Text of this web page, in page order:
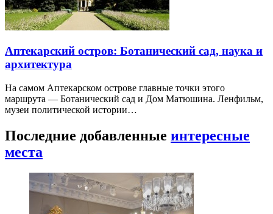
Аптекарский остров: Ботанический сад, наука и
архитектура
На самом Аптекарском острове главные точки этого
маршрута — Ботанический сад и Дом Матюшина. Ленфильм,
музеи политической истории…
Последние добавленные интересные
места